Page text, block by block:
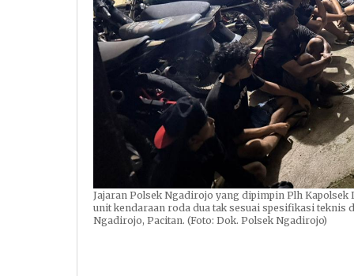
Jajaran Polsek Ngadirojo yang dipimpin Plh Kapolsek
unit kendaraan roda dua tak sesuai spesifikasi teknis
Ngadirojo, Pacitan. (Foto: Dok. Polsek Ngadirojo)